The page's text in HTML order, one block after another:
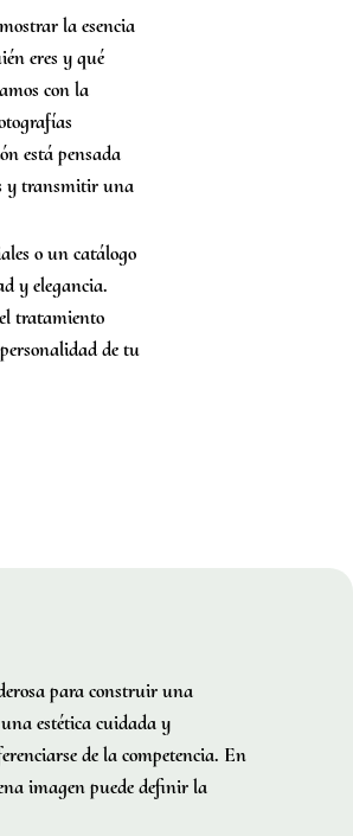
la esencia
eres y qué
con la
está pensada
y transmitir una
o un catálogo
y elegancia.
tratamiento
de tu
para construir una
estética cuidada y
de la competencia. En
imagen puede definir la